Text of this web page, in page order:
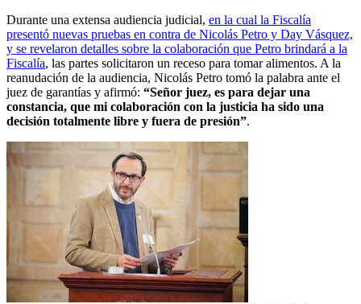
Durante una extensa audiencia judicial, en la cual la Fiscalía
presentó nuevas pruebas en contra de Nicolás Petro y Day Vásquez,
y se revelaron detalles sobre la colaboración que Petro brindará a la
Fiscalía, las partes solicitaron un receso para tomar alimentos. A la
reanudación de la audiencia, Nicolás Petro tomó la palabra ante el
juez de garantías y afirmó: “Señor juez, es para dejar una
constancia, que mi colaboración con la justicia ha sido una
decisión totalmente libre y fuera de presión”.